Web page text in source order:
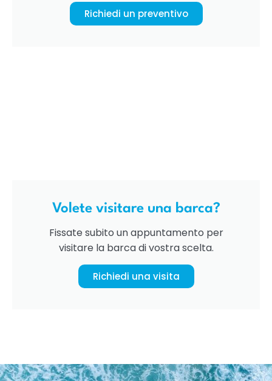
Richiedi un preventivo
Volete visitare una barca?
Fissate subito un appuntamento per
visitare la barca di vostra scelta.
Richiedi una visita